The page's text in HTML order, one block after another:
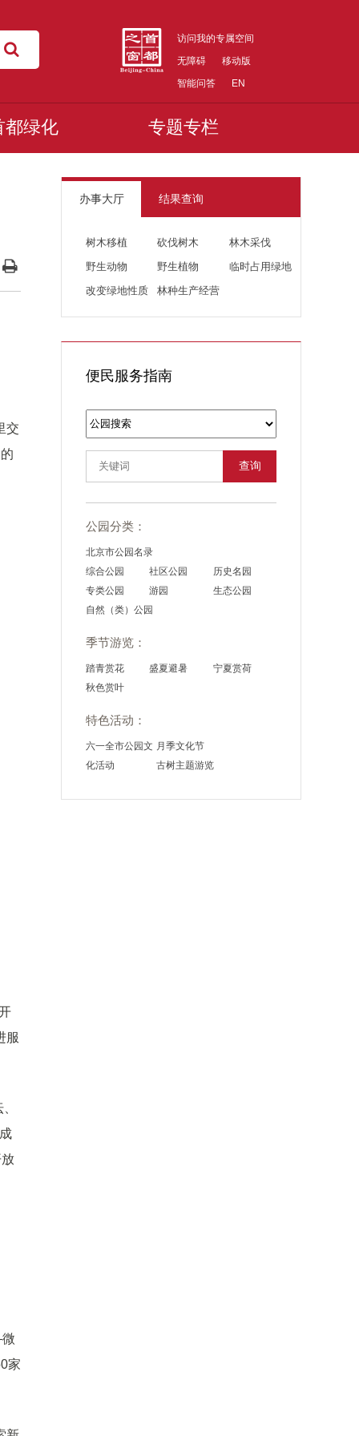
访问我的专属空间
无障碍
移动版
智能问答
EN
都绿化 专题专栏
交
服
家
办事大厅 结果查询
树木移植 砍伐树木
林木采伐
野生动物
野生植物
临时占用绿地
改变绿地性质
林种生产经营
便民服务指南
查询
公园分类：
北京市公园名录
综合公园
社区公园
历史名园
专类公园
游园
生态公园
自然（类）公园
季节游览：
踏青赏花 盛夏避暑
宁夏赏荷
秋色赏叶
特色活动：
六一全市公园文
化活动
月季文化节
古树主题游览